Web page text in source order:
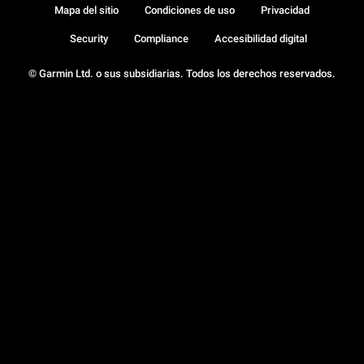
© Garmin Ltd. o sus subsidiarias. Todos los derechos reservados.
Mapa del sitio Condiciones de uso Privacidad
Security Compliance Accesibilidad digital